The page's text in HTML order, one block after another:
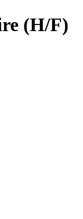
(H/F)